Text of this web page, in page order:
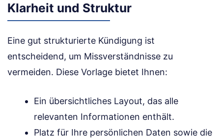
Klarheit und Struktur
Eine gut strukturierte Kündigung ist
entscheidend, um Missverständnisse zu
vermeiden. Diese Vorlage bietet Ihnen:
Ein übersichtliches Layout, das alle
relevanten Informationen enthält.
Platz für Ihre persönlichen Daten sowie die